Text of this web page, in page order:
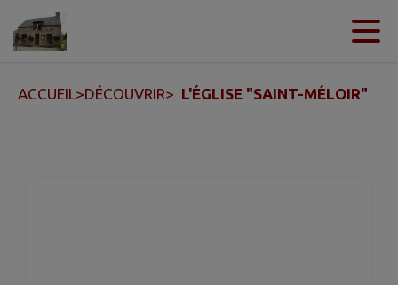
Contenu
ACCUEIL>DÉCOUVRIR> L'ÉGLISE "SAINT-MÉLOIR"